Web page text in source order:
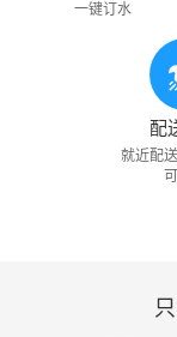
一键订水
配
就近配